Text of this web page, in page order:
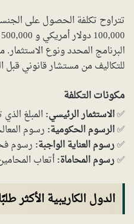
تتراوح تكلفة الحصول على
البرنامج المحدد ونوع
للتكاليف من مستشار قانوني قبل
مكونات التكلفة
✅الاستثمار الرئيسي: المبلغ
✅الرسوم الحكومية: رسوم
✅رسوم العناية الواجبة: رسوم
✅رسوم المحاماة:أتعاب
الدول الكاريبية الأكثر